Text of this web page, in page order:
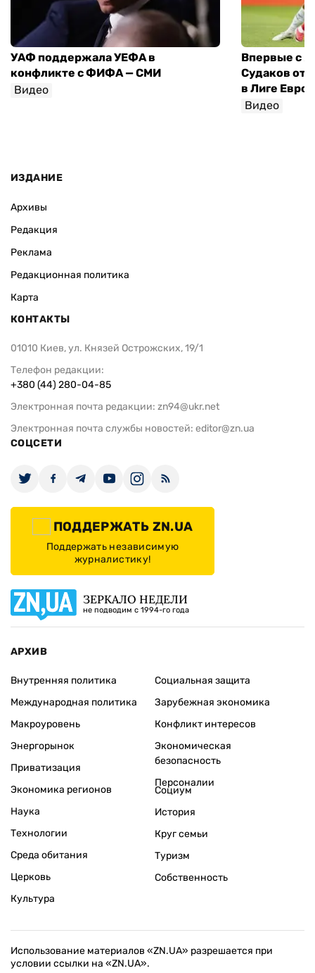
УАФ поддержала УЕФА в
конфликте с ФИФА — СМИ
Видео
Впервые с
Судаков
в Лиге
Видео
ИЗДАНИЕ
Архивы
Редакция
Реклама
Редакционная политика
Карта
КОНТАКТЫ
01010 Киев, ул. Князей Острожских, 19/1
Телефон редакции:
+380 (44) 280-04-85
Электронная почта редакции: zn94@ukr.net
Электронная почта службы новостей: editor@zn.ua
СОЦСЕТИ
ПОДДЕРЖАТЬ ZN.UA
Поддержать независимую
журналистику!
ЗЕРКАЛО НЕДЕЛИ
не подводим с 1994-го года
АРХИВ
Внутренняя политика
Международная политика
Макроуровень
Энергорынок
Приватизация
Экономика регионов
Социальная защита
Зарубежная экономика
Конфликт интересов
Экономическая
безопасность
Персоналии
Наука
Технологии
Среда обитания
Церковь
Культура
Социум
История
Круг семьи
Туризм
Собственность
Использование материалов «ZN.UA» разрешается при
условии ссылки на «ZN.UA».